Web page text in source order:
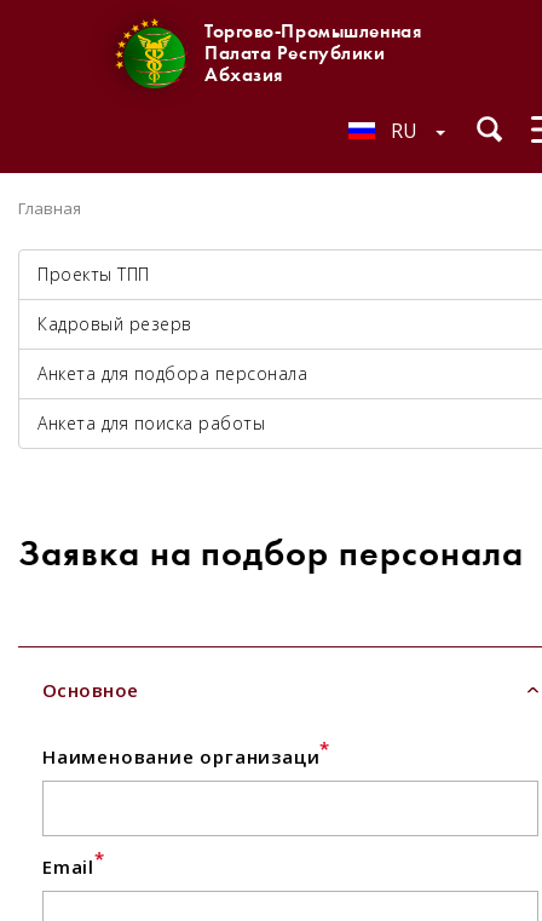
Торгово-Промышленная
Палата Республики
Абхазия
RU
Главная
Проекты ТПП
Кадровый резерв
Анкета для подбора персонала
Анкета для поиска работы
Заявка на подбор персонала
Основное
Наименование организаци*
Email*